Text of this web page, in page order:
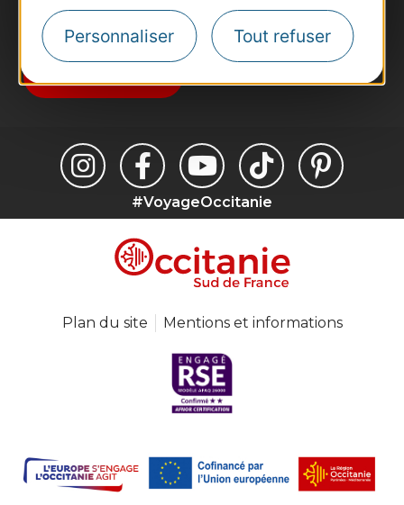
Personnaliser Tout refuser
Inscrivez-vous à la lettre d'information
Destination Occitanie pour recevoir des
suggestions de séjours, de visites et de sorties.
#VoyageOccitanie
Plan du site Mentions et informations